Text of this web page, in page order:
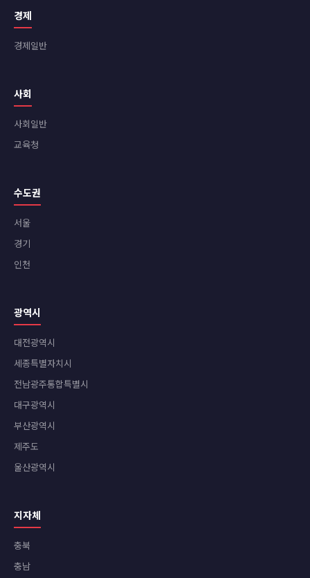
경제
경제일반
사회
사회일반
교육청
수도권
서울
경기
인천
광역시
대전광역시
세종특별자치시
전남광주통합특별시
대구광역시
부산광역시
제주도
울산광역시
지자체
충북
충남